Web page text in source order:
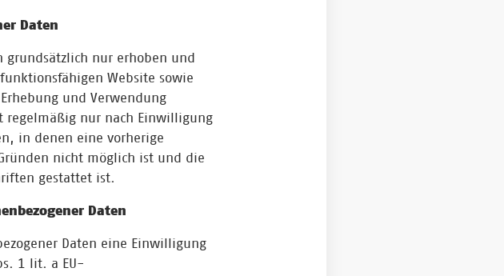
Daten
grundsätzlich nur erhoben und
Website sowie
und Verwendung
regelmäßig nur nach Einwilligung
in denen eine vorherige
nicht möglich ist und die
gestattet ist.
Daten
Daten eine Einwilligung
1 lit. a EU-